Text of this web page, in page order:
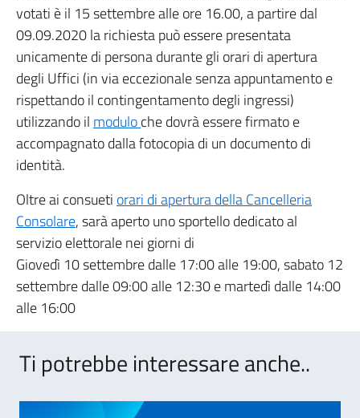
votati è il 15 settembre alle ore 16.00, a partire dal
09.09.2020 la richiesta può essere presentata
unicamente di persona durante gli orari di apertura
degli Uffici (in via eccezionale senza appuntamento e
rispettando il contingentamento degli ingressi)
utilizzando il moduloche dovrà essere firmato e
accompagnato dalla fotocopia di un documento di
identità.
Oltre ai consueti orari di apertura della Cancelleria
Consolare, sarà aperto uno sportello dedicato al
servizio elettorale nei giorni di
Giovedì 10 settembre dalle 17:00 alle 19:00, sabato 12
settembre dalle 09:00 alle 12:30 e martedì dalle 14:00
alle 16:00
Ti potrebbe interessare anche..